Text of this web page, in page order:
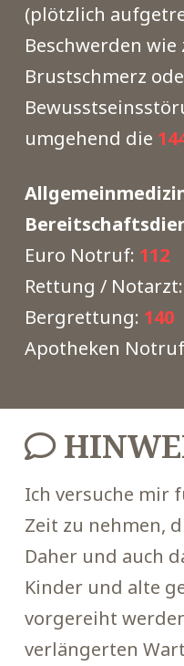
(plötzlich
Beschwerden wie
Brustschmerz
umgehend die
Euro Notruf: 112
Rettung / Notarzt:
Bergrettung: 140
Apotheken
Ich versuche mir
Zeit zu nehmen,
Daher und auch
Kinder und alte
vorgereiht
verlängerten